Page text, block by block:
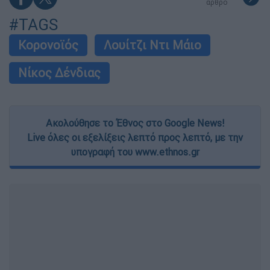
άρθρο
#TAGS
Κορονοϊός
Λουίτζι Ντι Μάιο
Νίκος Δένδιας
Ακολούθησε το Έθνος στο Google News!
Live όλες οι εξελίξεις λεπτό προς λεπτό, με την
υπογραφή του www.ethnos.gr